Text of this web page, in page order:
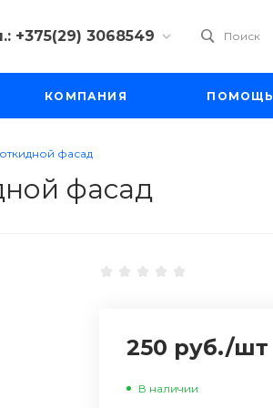
+375(29) 3068549
Минск, Пр-д
Пт-Вс с 11:00 до 19:00
Поиск
КОМПАНИЯ ПОМОЩЬ
фасад
фасад
250 руб./шт
В наличии